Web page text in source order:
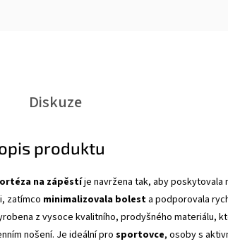
Diskuze
produktu
na zápěstíje navržena tak, aby poskytovala
zatímco minimalizovala bolest a podporovala
z vysoce kvalitního, prodyšného materiálu,
nošení. Je ideální pro sportovce, osoby s